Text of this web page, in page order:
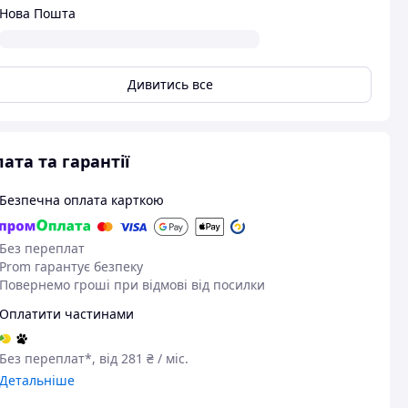
Нова Пошта
Дивитись все
та гарантії
Безпечна оплата карткою
Без переплат
Prom гарантує безпеку
Повернемо гроші при відмові від посилки
Оплатити частинами
Без переплат*, від 281 ₴ / міс.
Детальніше
Светлана Д.
Придбано на Prom.ua
Чудово